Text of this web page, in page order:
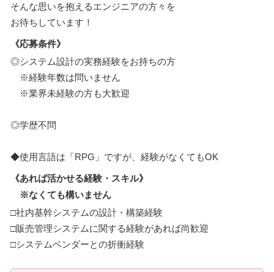
そんな思いを抱えるエンジニアの方々を
お待ちしています！
《応募条件》
◎システム設計の実務経験をお持ちの方
※経験年数は問いません
※業界未経験の方も大歓迎
◎学歴不問
◆使用言語は「RPG」ですが、経験がなくてもOK
《あれば活かせる経験・スキル》
※なくても構いません
□社内基幹システムの設計・構築経験
□販売管理システムに関する経験があれば尚歓迎
□システムベンダーとの折衝経験